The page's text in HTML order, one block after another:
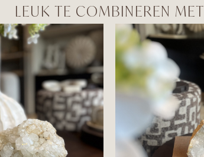
LEUK TE COMBINEREN MET